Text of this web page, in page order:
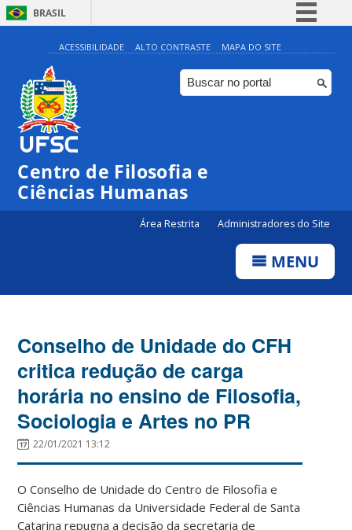
BRASIL
Simplifique!
Comunica BR
Participe
ACESSIBILIDADE ALTO CONTRASTE MAPA DO SITE
Centro de Filosofia e
Ciências Humanas
Área Restrita Administradores do Site
MENU
Conselho de Unidade do CFH
critica redução de carga
horária no ensino de Filosofia,
Sociologia e Artes no PR
22/01/2021 13:12
O Conselho de Unidade do Centro de Filosofia e
Ciências Humanas da Universidade Federal de Santa
Catarina repugna a decisão da secretaria de